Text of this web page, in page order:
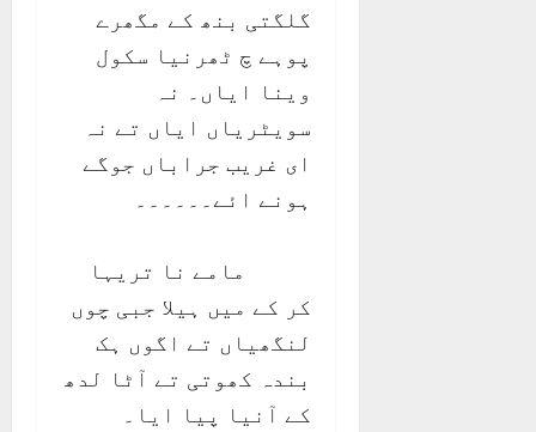
گلگتی بنھ کے مگھرے
پوہے چ ٹھرنیا سکول
وینا ایاں۔ نہ
سویٹریاں ایاں تے نہ
ای غریب جراباں جوگے
ہونے ائے۔۔۔۔۔۔
مامے نا تریہا
کر کے میں ہیلا جبی چوں
لنگھیاں تے اگوں ہک
بندہ کھوتی تے آٹا لدھ
کے آنیا پیا ایا۔